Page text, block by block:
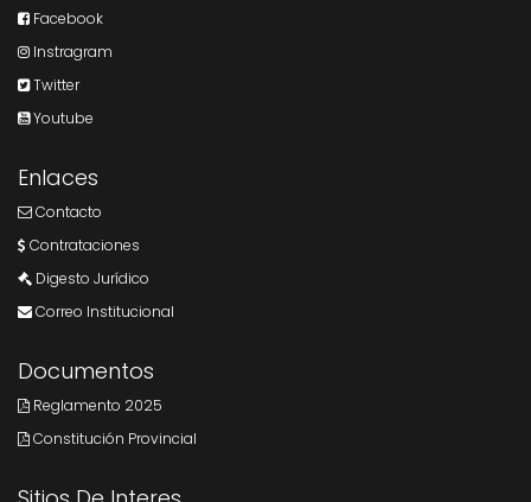
Facebook
Instragram
Twitter
Youtube
Enlaces
Contacto
Contrataciones
Digesto Jurídico
Correo Institucional
Documentos
Reglamento 2025
Constitución Provincial